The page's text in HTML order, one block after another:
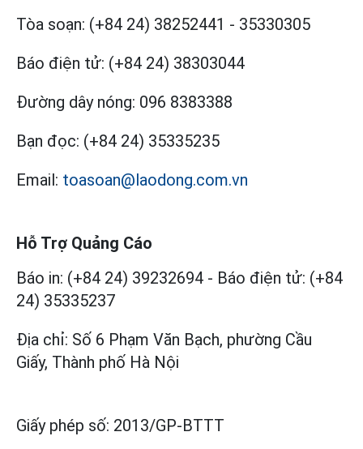
Tòa soạn: (+84 24) 38252441 - 35330305
Báo điện tử: (+84 24) 38303044
Đường dây nóng: 096 8383388
Bạn đọc: (+84 24) 35335235
Email: toasoan@laodong.com.vn
Hỗ Trợ Quảng Cáo
Báo in: (+84 24) 39232694 - Báo điện tử: (+84
24) 35335237
Địa chỉ: Số 6 Phạm Văn Bạch, phường Cầu
Giấy, Thành phố Hà Nội
Giấy phép số: 2013/GP-BTTT